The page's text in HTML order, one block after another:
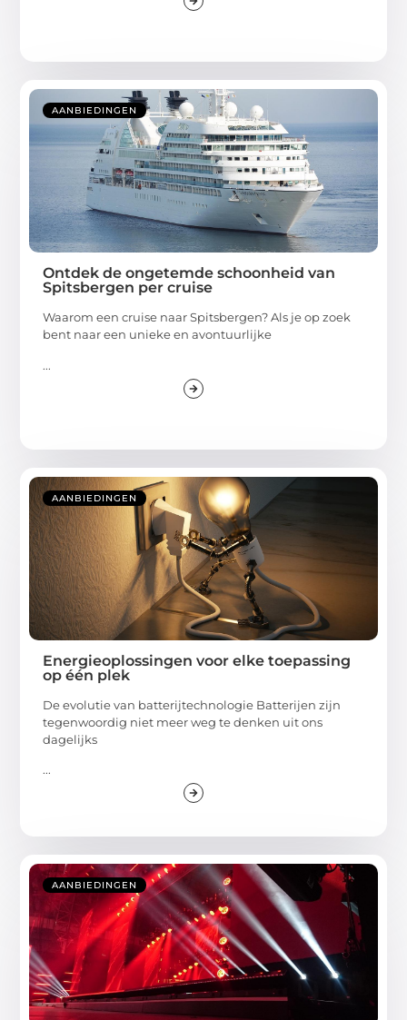
AANBIEDINGEN
Ontdek de ongetemde schoonheid van
Spitsbergen per cruise
Waarom een cruise naar Spitsbergen? Als je op zoek
bent naar een unieke en avontuurlijke
...
AANBIEDINGEN
Energieoplossingen voor elke toepassing
op één plek
De evolutie van batterijtechnologie Batterijen zijn
tegenwoordig niet meer weg te denken uit ons
dagelijks
...
AANBIEDINGEN